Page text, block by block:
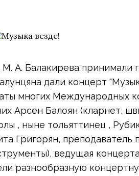
А. Балакирева принимали
дали концерт
многих Международных
Арсен Балоян (кларнет,
, ныне тольяттинец ,
Григорян, преподаватель
ведущая
разнообразную